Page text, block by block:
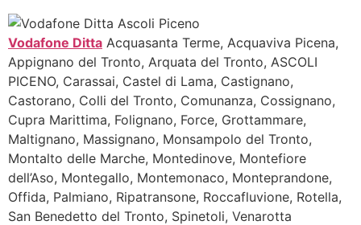
Vodafone Ditta Acquasanta Terme, Acquaviva Picena,
Appignano del Tronto, Arquata del Tronto, ASCOLI
PICENO, Carassai, Castel di Lama, Castignano,
Castorano, Colli del Tronto, Comunanza, Cossignano,
Cupra Marittima, Folignano, Force, Grottammare,
Maltignano, Massignano, Monsampolo del Tronto,
Montalto delle Marche, Montedinove, Montefiore
dell’Aso, Montegallo, Montemonaco, Monteprandone,
Offida, Palmiano, Ripatransone, Roccafluvione, Rotella,
San Benedetto del Tronto, Spinetoli, Venarotta